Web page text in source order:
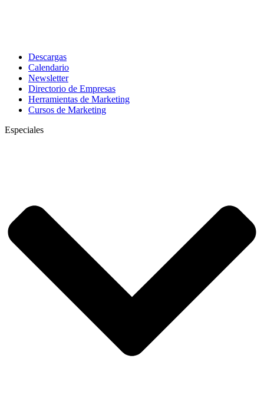
Descargas
Calendario
Newsletter
Directorio de Empresas
Herramientas de Marketing
Cursos de Marketing
Especiales